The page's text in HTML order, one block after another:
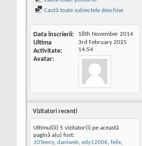
Caută toate subiectele deschise
Data înscrierii 18th November 2014
Ultima
Activitate
3rd February 2025
14:54
Avatar
Vizitatori recenţi
Ultimul(ii) 5 vizitator(i) pe această
pagină a(u) fost:
10Teeny, daniweb, edy12006, felix,